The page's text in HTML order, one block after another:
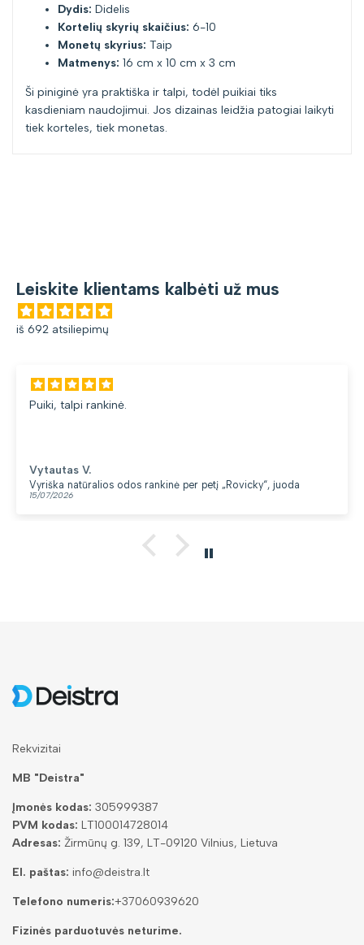
Dydis: Didelis
Kortelių skyrių skaičius: 6-10
Monetų skyrius: Taip
Matmenys: 16 cm x 10 cm x 3 cm
Ši piniginė yra praktiška ir talpi, todėl puikiai tiks
kasdieniam naudojimui. Jos dizainas leidžia patogiai laikyti
tiek korteles, tiek monetas.
Leiskite klientams kalbėti už mus
iš 692 atsiliepimų
odos rankinė per petį „Rovicky“, juoda Kuprinė
Rekvizitai
MB "Deistra"
Įmonės kodas: 305999387
PVM kodas: LT100014728014
Adresas: Žirmūnų g. 139, LT-09120 Vilnius, Lietuva
El. paštas: info@deistra.lt
Telefono numeris:+37060939620
Fizinės parduotuvės neturime.